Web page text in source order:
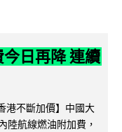
日再降 連續
港不斷加價】中國大
陸航線燃油附加費，